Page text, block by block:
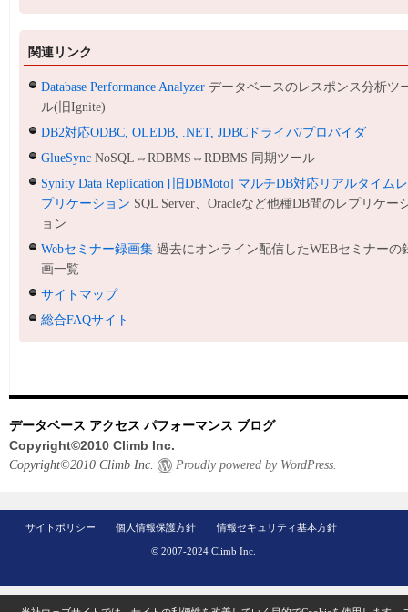
関連リンク
Database Performance Analyzer データベースのレスポンス分析ツ
ル(旧Ignite)
DB2対応ODBC, OLEDB, .NET, JDBCドライバ/プロバイダ
GlueSync NoSQL⇔RDBMS⇔RDBMS 同期ツール
Synity Data Replication [旧DBMoto] マルチDB対応リアルタイムレ
プリケーション SQL Server、Oracleなど他種DB間のレプリケー
ョン
Webセミナー録画集 過去にオンライン配信したWEBセミナーの
画一覧
サイトマップ
総合FAQサイト
データベース アクセス パフォーマンス ブログ
Copyright©2010 Climb Inc.
Copyright©2010 Climb Inc. Proudly powered by WordPress.
サイトポリシー 個人情報保護方針 情報セキュリティ基本方針
© 2007-2024 Climb Inc.